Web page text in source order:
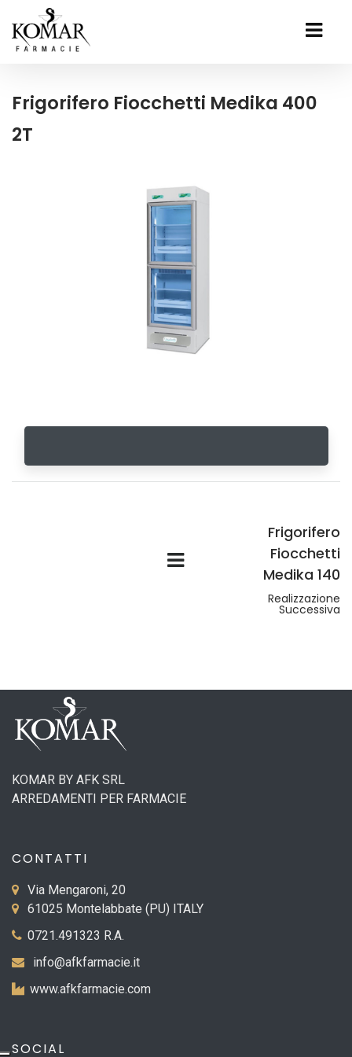
Frigorifero Fiocchetti Medika 400
2T
Frigorifero
Fiocchetti
Medika 140
Realizzazione
Successiva
KOMAR BY AFK SRL
ARREDAMENTI PER FARMACIE
CONTATTI
Via Mengaroni, 20
61025 Montelabbate (PU) ITALY
0721.491323 R.A.
info@afkfarmacie.it
www.afkfarmacie.com
SOCIAL